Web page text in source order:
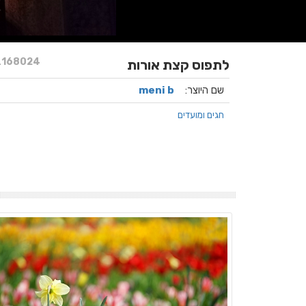
168024 לתפוס קצת אורות
שם היוצר: meni b
חגים ומועדים